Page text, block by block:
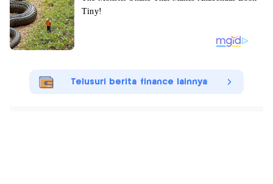
Telusuri berita finance lainnya